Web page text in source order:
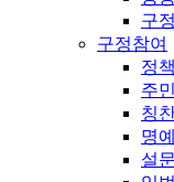
구
구정참여
정
주
칭
명
설